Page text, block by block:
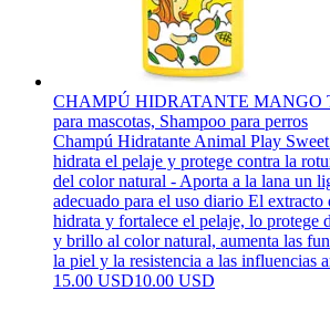
CHAMPÚ HIDRATANTE MANGO
para mascotas, Shampoo para perros
Champú Hidratante Animal Play
hidrata el pelaje y protege contra la
del color natural - Aporta a la lana un
adecuado para el uso diario El extracto
hidrata y fortalece el pelaje, lo protege
y brillo al color natural, aumenta las
la piel y la resistencia a las influencias
15.00 USD10.00 USD